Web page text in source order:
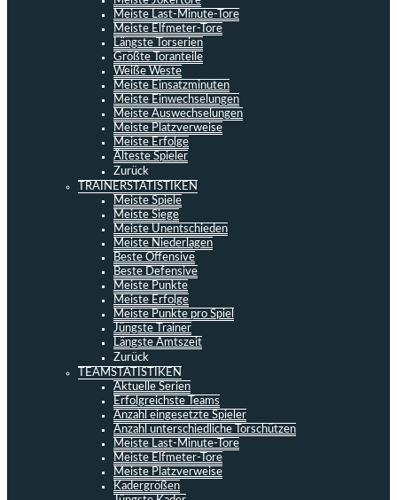
Meiste Last-Minute-Tore
Meiste Elfmeter-Tore
Längste Torserien
Größte Toranteile
Weiße Weste
Meiste Einsatzminuten
Meiste Einwechselungen
Meiste Auswechselungen
Meiste Platzverweise
Meiste Erfolge
Älteste Spieler
Zurück
TRAINERSTATISTIKEN
Meiste Spiele
Meiste Siege
Meiste Unentschieden
Meiste Niederlagen
Beste Offensive
Beste Defensive
Meiste Punkte
Meiste Erfolge
Meiste Punkte pro Spiel
Jüngste Trainer
Längste Amtszeit
Zurück
TEAMSTATISTIKEN
Aktuelle Serien
Erfolgreichste Teams
Anzahl eingesetzte Spieler
Anzahl unterschiedliche Torschützen
Meiste Last-Minute-Tore
Meiste Elfmeter-Tore
Meiste Platzverweise
Kadergrößen